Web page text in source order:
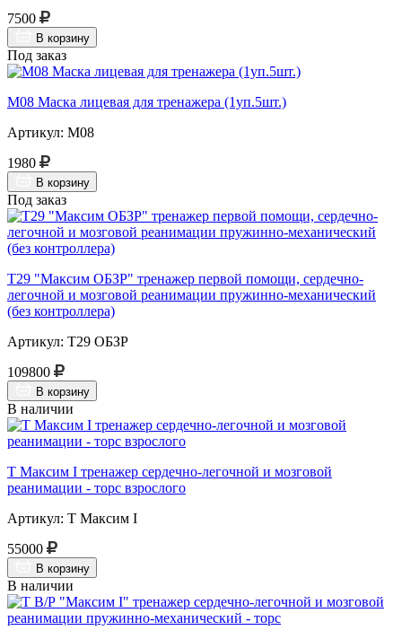
7500
В корзину
Под заказ
М08 Маска лицевая для тренажера (1уп.5шт.)
Артикул: М08
1980
В корзину
Под заказ
Т29 "Максим ОБЗР" тренажер первой помощи, сердечно-
легочной и мозговой реанимации пружинно-механический
(без контроллера)
Артикул: Т29 ОБЗР
109800
В корзину
В наличии
Т Максим I тренажер сердечно-легочной и мозговой
реанимации - торс взрослого
Артикул: Т Максим I
55000
В корзину
В наличии